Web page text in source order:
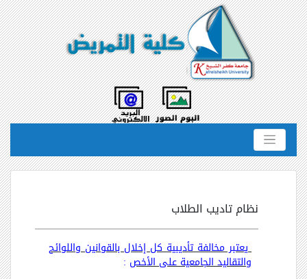
نظام تاديب الطلاب
يعتبر مخالفة تأديبية كل إخلال بالقوانين واللوائح
والتقاليد الجامعية على الأخص :